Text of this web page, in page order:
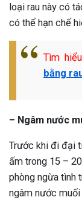
loại rau này có
có thể hạn chế
Tìm
bằng
– Ngâm nước
Trước khi đi đại
ấm trong 15 –
phòng ngừa tình
ngâm nước